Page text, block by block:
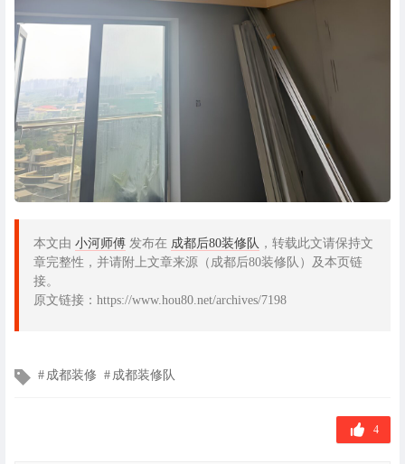
本文由 小河师傅 发布在 成都后80装修队 ，转载此文请保持文
章完整性，并请附上文章来源（成都后80装修队）及本页链
接。
原文链接：https://www.hou80.net/archives/7198
文 成都装修 成都装修队
4